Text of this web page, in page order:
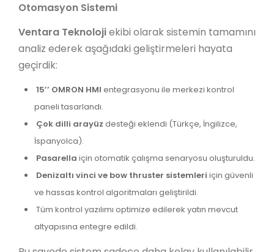
Otomasyon Sistemi
Ventara Teknolojiekibi olarak sistemin tamamını
analiz ederek aşağıdaki geliştirmeleri hayata
geçirdik:
15’’ OMRON HMI entegrasyonu ile merkezi kontrol
paneli tasarlandı.
Çok dilli arayüz desteği eklendi (Türkçe, İngilizce,
İspanyolca).
Pasarella için otomatik çalışma senaryosu oluşturuldu.
Denizaltı vinci ve bow thruster sistemleri için güvenli
ve hassas kontrol algoritmaları geliştirildi.
Tüm kontrol yazılımı optimize edilerek yatın mevcut
altyapısına entegre edildi.